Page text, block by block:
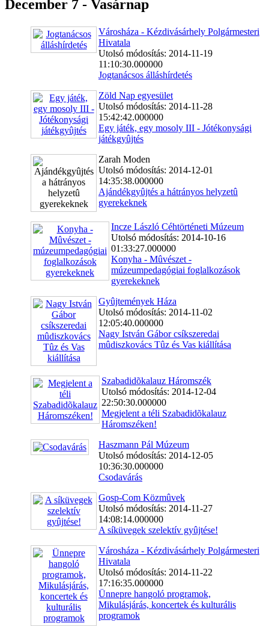
December 7 - Vasárnap
Városháza - Kézdivásárhely Polgármesteri
Hivatala
Utolsó módosítás: 2014-11-19
11:10:30.000000
Jogtanácsos álláshírdetés
Zöld Nap egyesület
Utolsó módosítás: 2014-11-28
15:42:42.000000
Egy játék, egy mosoly III - Jótékonysági
játékgyûjtés
Zarah Moden
Utolsó módosítás: 2014-12-01
14:35:38.000000
Ajándékgyûjtés a hátrányos helyzetû
gyerekeknek
Incze László Céhtörténeti Múzeum
Utolsó módosítás: 2014-10-16
01:33:27.000000
Konyha - Mûvészet -
múzeumpedagógiai foglalkozások
gyerekeknek
Gyûjtemények Háza
Utolsó módosítás: 2014-11-02
12:05:40.000000
Nagy István Gábor csíkszeredai
mûdiszkovács Tûz és Vas kiállítása
Szabadidõkalauz Háromszék
Utolsó módosítás: 2014-12-04
22:50:30.000000
Megjelent a téli Szabadidõkalauz
Háromszéken!
Haszmann Pál Múzeum
Utolsó módosítás: 2014-12-05
10:36:30.000000
Csodavárás
Gosp-Com Közmûvek
Utolsó módosítás: 2014-11-27
14:08:14.000000
A síküvegek szelektív gyûjtése!
Városháza - Kézdivásárhely Polgármesteri
Hivatala
Utolsó módosítás: 2014-11-22
17:16:35.000000
Ünnepre hangoló programok,
Mikulásjárás, koncertek és kulturális
programok